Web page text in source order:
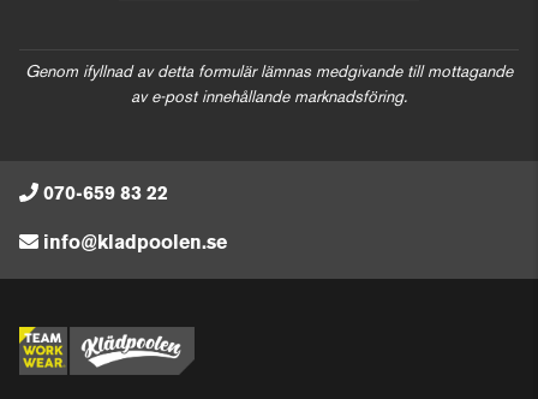
Genom ifyllnad av detta formulär lämnas medgivande till mottagande
av e-post innehållande marknadsföring.
070-659 83 22
info@kladpoolen.se